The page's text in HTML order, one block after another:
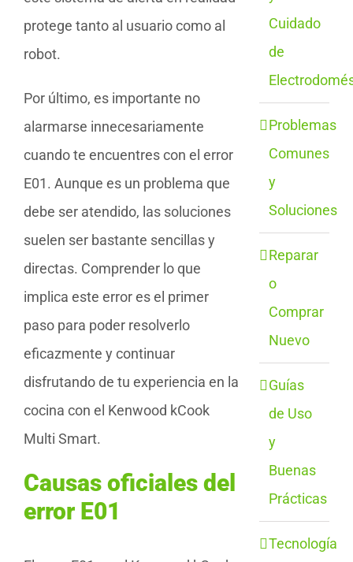
protege tanto al usuario como al
robot.
Por último, es importante no
alarmarse innecesariamente
cuando te encuentres con el error
E01. Aunque es un problema que
debe ser atendido, las soluciones
suelen ser bastante sencillas y
directas. Comprender lo que
implica este error es el primer
paso para poder resolverlo
eficazmente y continuar
disfrutando de tu experiencia en la
cocina con el Kenwood kCook
Multi Smart.
Causas oficiales del
error E01
Cuidado
de
Problemas
Comunes
y
Soluciones
Reparar
o
Comprar
Nuevo
Guías
de Uso
y
Buenas
Prácticas
Tecnología